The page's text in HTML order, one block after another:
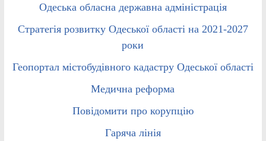
Одеська обласна державна адміністрація
Стратегія розвитку Одеської області на 2021-2027
роки
Геопортал містобудівного кадастру Одеської області
Медична реформа
Повідомити про корупцію
Гаряча лінія